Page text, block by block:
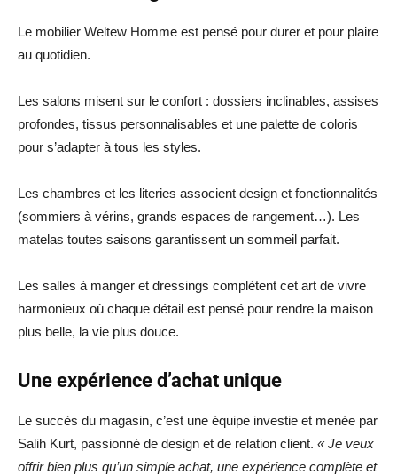
Le mobilier Weltew Homme est pensé pour durer et pour plaire
au quotidien.
Les salons misent sur le confort : dossiers inclinables, assises
profondes, tissus personnalisables et une palette de coloris
pour s’adapter à tous les styles.
Les chambres et les literies associent design et fonctionnalités
(sommiers à vérins, grands espaces de rangement…). Les
matelas toutes saisons garantissent un sommeil parfait.
Les salles à manger et dressings complètent cet art de vivre
harmonieux où chaque détail est pensé pour rendre la maison
plus belle, la vie plus douce.
Une expérience d’achat unique
Le succès du magasin, c’est une équipe investie et menée par
Salih Kurt, passionné de design et de relation client. « Je veux
offrir bien plus qu’un simple achat, une expérience complète et